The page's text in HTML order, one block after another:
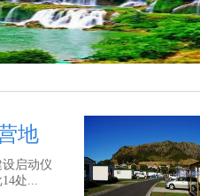
地
启动仪
处...